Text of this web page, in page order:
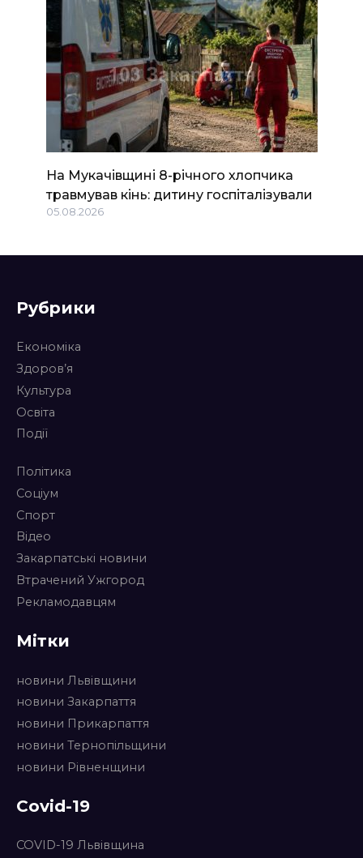
На Мукачівщині 8-річного хлопчика
травмував кінь: дитину госпіталізували
05.08.2026
Рубрики
Економіка
Здоров’я
Культура
Освіта
Події
Політика
Соціум
Спорт
Відео
Закарпатські новини
Втрачений Ужгород
Рекламодавцям
Мітки
новини Львівщини
новини Закарпаття
новини Прикарпаття
новини Тернопільщини
новини Рівненщини
Covid-19
COVID-19 Львівщина